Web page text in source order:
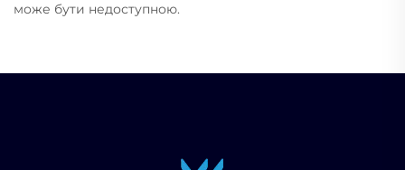
може бути недоступною.